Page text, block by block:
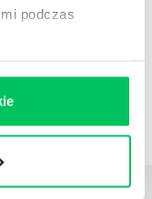
podczas